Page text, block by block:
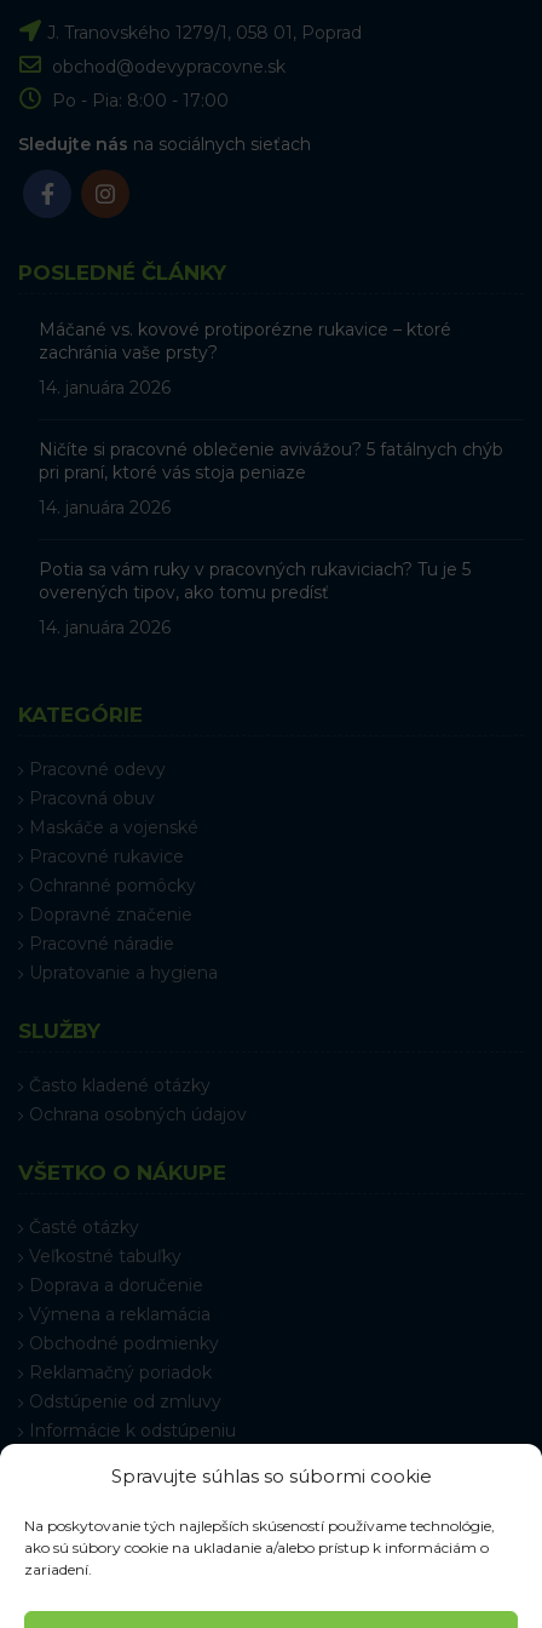
Spravujte súhlas so súbormi cookie
Na poskytovanie tých najlepších skúseností používame technológie,
ako sú súbory cookie na ukladanie a/alebo prístup k informáciám o
zariadení.
J. Tranovského 1279/1, 058 01, Poprad
obchod@odevypracovne.sk
Po - Pia: 8:00 - 17:00
Sledujte nás na sociálnych sieťach
POSLEDNÉ ČLÁNKY
Máčané vs. kovové protiporézne rukavice – ktoré
zachránia vaše prsty?
14. januára 2026
Ničíte si pracovné oblečenie avivážou? 5 fatálnych chýb
pri praní, ktoré vás stoja peniaze
14. januára 2026
Potia sa vám ruky v pracovných rukaviciach? Tu je 5
overených tipov, ako tomu predísť
14. januára 2026
KATEGÓRIE
Pracovné odevy
Pracovná obuv
Maskáče a vojenské
Pracovné rukavice
Ochranné pomôcky
Dopravné značenie
Pracovné náradie
Upratovanie a hygiena
SLUŽBY
Často kladené otázky
Ochrana osobných údajov
VŠETKO O NÁKUPE
Časté otázky
Veľkostné tabuľky
Doprava a doručenie
Výmena a reklamácia
Obchodné podmienky
Reklamačný poriadok
Odstúpenie od zmluvy
Informácie k odstúpeniu
Nastavenie cookies